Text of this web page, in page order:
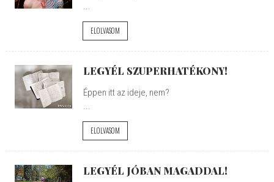
...
ELOLVASOM
LEGYÉL SZUPERHATÉKONY!
Éppen itt az ideje, nem?
...
ELOLVASOM
LEGYÉL JÓBAN MAGADDAL!